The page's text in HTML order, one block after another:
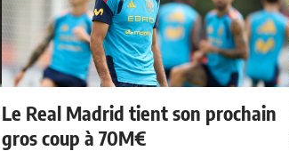
Le Real Madrid tient son prochain
gros coup à 70M€